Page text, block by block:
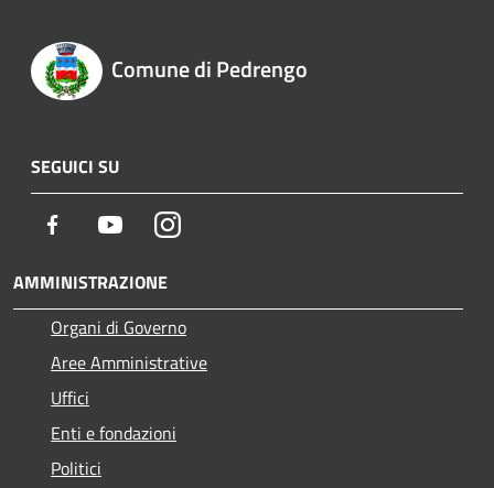
Comune di Pedrengo
SEGUICI SU
Facebook YoutubeInstagram
AMMINISTRAZIONE
Organi di Governo
Aree Amministrative
Uffici
Enti e fondazioni
Politici